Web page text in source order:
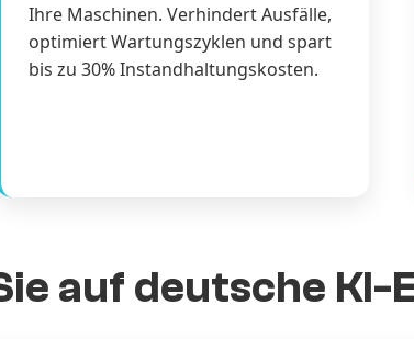
Ihre Maschinen. Verhindert Ausfälle,
optimiert Wartungszyklen und spart
bis zu 30% Instandhaltungskosten.
auf deutsche KI-